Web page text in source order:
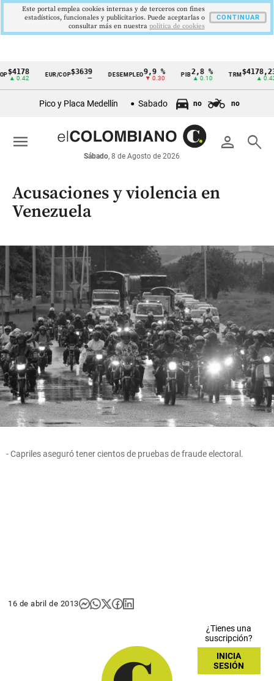
Cintillo
económicos
Colombia
EUR/COP $3639
—
DESEMPLEO9,9 %
▼ 0.30
PIB 2,8 %
▲ 0.10
TRM $4178,23
▲ 0.42
IPC
Pico y Placa Medellín Sabado no no
person search
Sábado, 8 de Agosto de 2026
menu
Acusaciones y violencia en
Venezuela
- Capriles aseguró tener cientos de pruebas de fraude electoral.
16 de abril de 2013
¿Tienes una
suscripción?
INICIA
SESIÓN
Este portal emplea cookies internas y de terceros con fines
estadísticos, funcionales y publicitarios. Puede aceptarlas o
consultar más en nuestra politica de cookies
CONTINUAR